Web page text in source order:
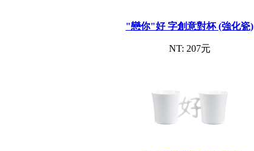
"戀你"好 字創意對杯 (強化瓷)
NT: 207元